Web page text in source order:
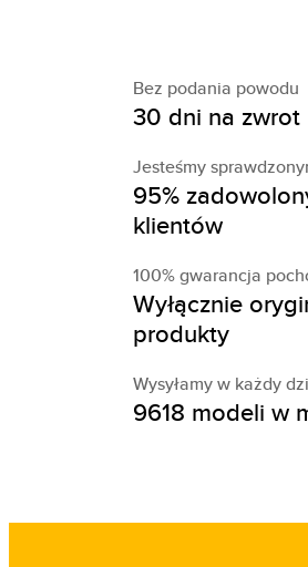
Bez podania powodu
30 dni na zwrot
Jesteśmy
95%
klientów
100% gwarancja
Wyłącznie
produkty
Wysyłamy w każdy
9618 modeli w